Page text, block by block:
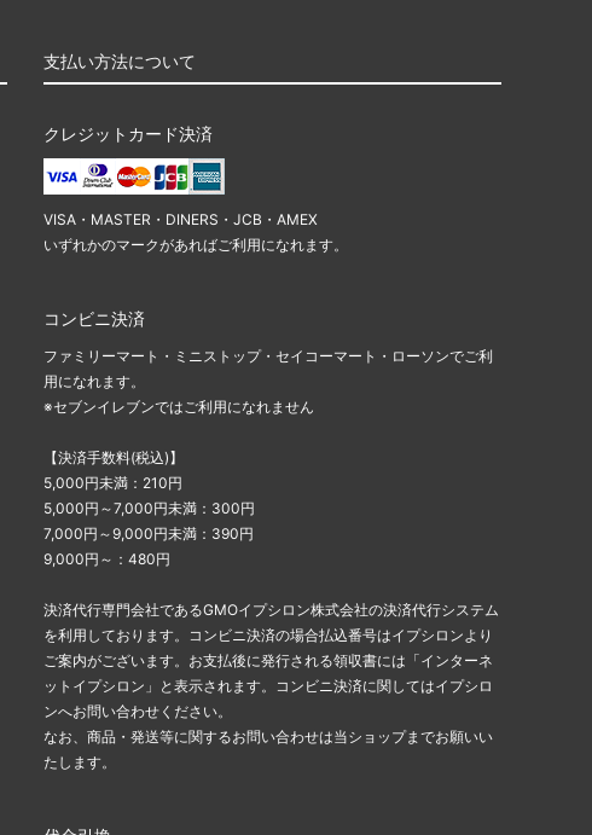
支払い方法について
クレジットカード決済
VISA・MASTER・DINERS・JCB・AMEX
いずれかのマークがあればご利用になれます。
コンビニ決済
ファミリーマート・ミニストップ・セイコーマート・ローソンでご利
用になれます。
※セブンイレブンではご利用になれません
【決済手数料(税込)】
5,000円未満：210円
5,000円～7,000円未満：300円
7,000円～9,000円未満：390円
9,000円～：480円
決済代行専門会社であるGMOイプシロン株式会社の決済代行システム
を利用しております。コンビニ決済の場合払込番号はイプシロンより
ご案内がございます。お支払後に発行される領収書には「インターネ
ットイプシロン」と表示されます。コンビニ決済に関してはイプシロ
ンへお問い合わせください。
なお、商品・発送等に関するお問い合わせは当ショップまでお願いい
たします。